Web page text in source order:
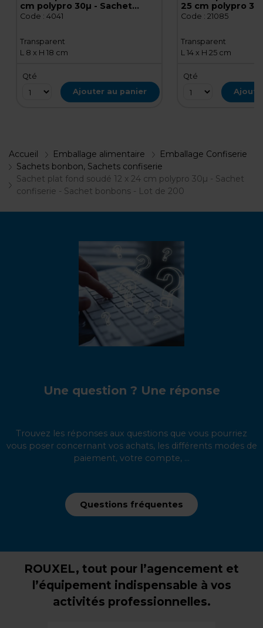
cm polypro 30µ - Sachet
confiserie - Sachet bonbons -
Code : 4041
Transparent
L 8 x H 18 cm
Qté
Ajouter au panier
25 cm polypro
confiserie -
Code : 21085
Transparent
L 14 x H 25 cm
Qté
Accueil Emballage alimentaire
Emballage Confiserie
Sachets bonbon, Sachets confiserie
Sachet plat fond soudé 12 x 24 cm polypro 30µ - Sachet
confiserie - Sachet bonbons - Lot de 200
Une question ? Une réponse
Trouvez les réponses aux questions que vous pourriez
vous poser concernant vos achats, les différents modes de
paiement, votre compte, ...
Questions fréquentes
ROUXEL, tout pour l’agencement et
l’équipement indispensable à vos
activités professionnelles.